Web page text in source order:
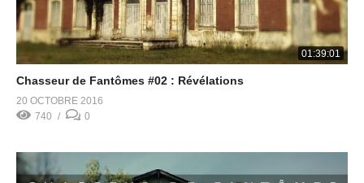
01:39:01
Chasseur de Fantômes #02 : Révélations
20 OCTOBRE 2016
740
0